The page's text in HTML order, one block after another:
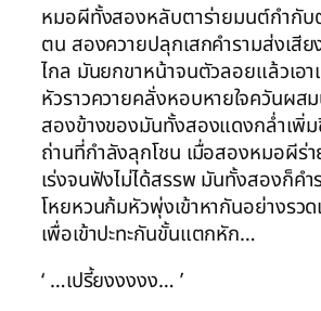
หมอผีทั้งสองหลับตาร่ายมนต์กำกับ
ตน สองควายปลุกเสกคำรามส่งเสีย
ไกล มันยกขาหน้าจนตัวลอยแล้วเอา
หัวราวควายคลั่งหอบหายใจควันผส
สองข้างของมันทั้งสองแดงกล่ำเพิ่ม
ถ่านที่กำลังลุกโชน เมื่อสองหมอผีร่า
เร่งจนฟังไม่ได้สรรพ มันทั้งสองก็คำ
โหยหวนก้มหัวพุ่งเข้าหากันอย่างรวด
เพื่อเข้าปะทะกันขั้นแตกหัก…
‘ …เปรี้ยงงงงง… ’